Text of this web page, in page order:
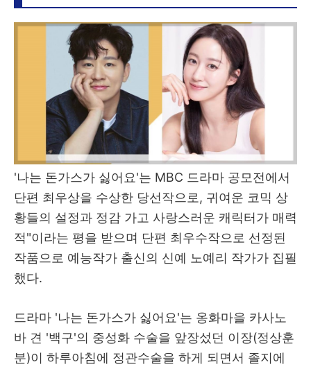
'나는 돈가스가 싫어요'는 MBC 드라마 공모전에서
단편 최우상을 수상한 당선작으로, 귀여운 코믹 상
황들의 설정과 정감 가고 사랑스러운 캐릭터가 매력
적"이라는 평을 받으며 단편 최우수작으로 선정된
작품으로 예능작가 출신의 신예 노예리 작가가 집필
했다.
드라마 '나는 돈가스가 싫어요'는 옹화마을 카사노
바 견 '백구'의 중성화 수술을 앞장섰던 이장(정상훈
분)이 하루아침에 정관수술을 하게 되면서 졸지에